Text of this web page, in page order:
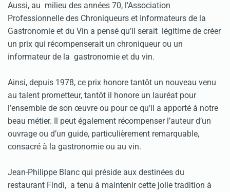
Aussi, au milieu des années 70, l’Association
Professionnelle des Chroniqueurs et Informateurs de la
Gastronomie et du Vin a pensé qu’il serait légitime de créer
un prix qui récompenserait un chroniqueur ou un
informateur de la gastronomie et du vin.
Ainsi, depuis 1978, ce prix honore tantôt un nouveau venu
au talent prometteur, tantôt il honore un lauréat pour
l’ensemble de son œuvre ou pour ce qu’il a apporté à notre
beau métier. Il peut également récompenser l’auteur d’un
ouvrage ou d’un guide, particulièrement remarquable,
consacré à la gastronomie ou au vin.
Jean-Philippe Blanc qui préside aux destinées du
restaurant Findi, a tenu à maintenir cette jolie tradition à